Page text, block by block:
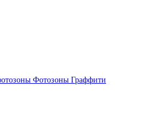
Фотозоны Граффити